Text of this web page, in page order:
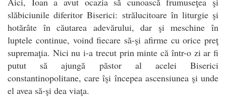
slăbiciunile diferitor Biserici: strălucitoare în liturgie şi
hotărâte în căutarea adevărului, dar şi meschine în
luptele continue, voind fiecare să-şi afirme cu orice preţ
supremaţia. Nici nu i-a trecut prin minte că într-o zi ar fi
putut să ajungă păstor al acelei Biserici
constantinopolitane, care îşi începea ascensiunea şi unde
el avea să-şi dea viaţa.